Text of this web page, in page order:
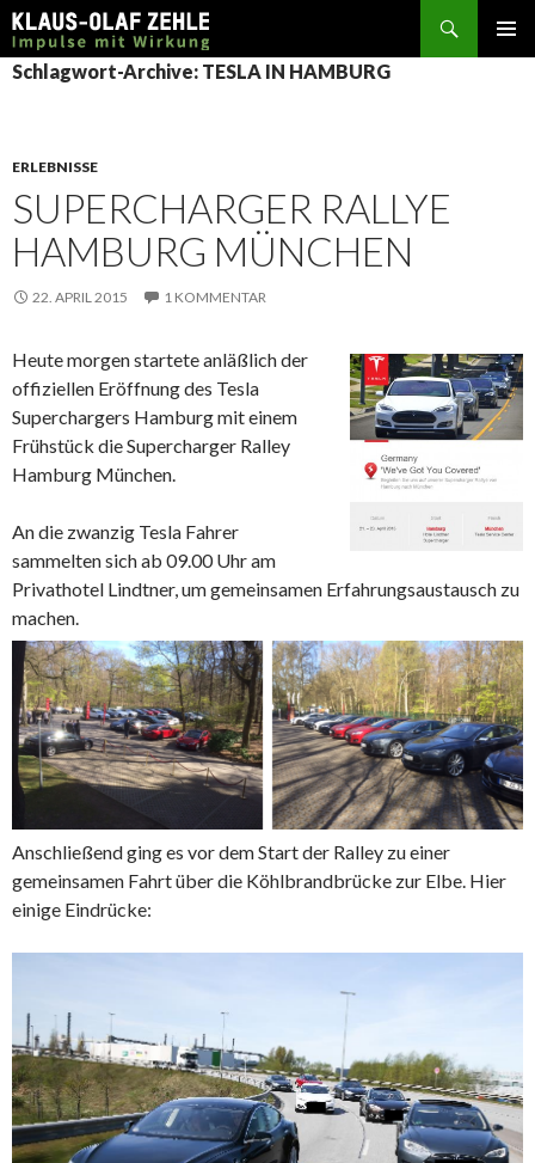
Suchen
SPRINGE
ZUM
Schlagwort-Archive: TESLA IN HAMBURG
ERLEBNISSE
SUPERCHARGER RALLYE
HAMBURG MÜNCHEN
22. APRIL 2015 1 KOMMENTAR
Heute morgen startete anläßlich der
offiziellen Eröffnung des Tesla
Superchargers Hamburg mit einem
Frühstück die Supercharger Ralley
Hamburg München.
An die zwanzig Tesla Fahrer
sammelten sich ab 09.00 Uhr am
Privathotel Lindtner, um gemeinsamen Erfahrungsaustausch zu
machen.
Anschließend ging es vor dem Start der Ralley zu einer
gemeinsamen Fahrt über die Köhlbrandbrücke zur Elbe. Hier
einige Eindrücke: